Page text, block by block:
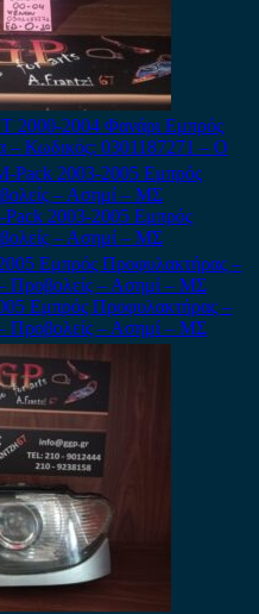
2000-2004 Φανάρι Εμπρός
– Κωδικός: 0301187271 – Ο
2003-2005 Εμπρός
– Ασημί – ΜΣ
Εμπρός Προφυλακτήρας –
Προβολείς – Ασημί – ΜΣ